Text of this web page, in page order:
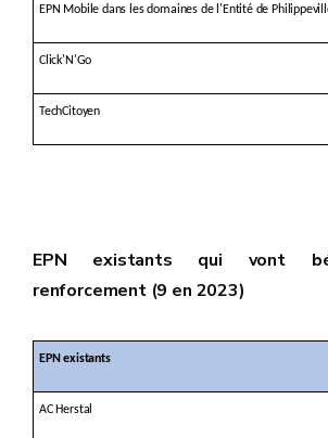
EPN Mobile dans les domaines de l'Entité de
Click'N'Go
TechCitoyen
EPN existants qui vont
renforcement (9 en 2023)
EPN existants
AC Herstal